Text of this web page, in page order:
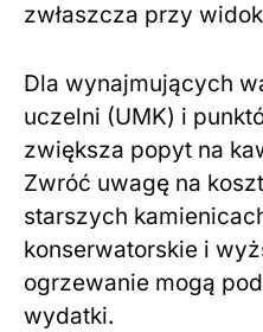
zwłaszcza przy
Dla wynajmujących
uczelni (UMK) i
zwiększa popyt na
Zwróć uwagę na
starszych
konserwatorskie i
ogrzewanie mogą
wydatki.